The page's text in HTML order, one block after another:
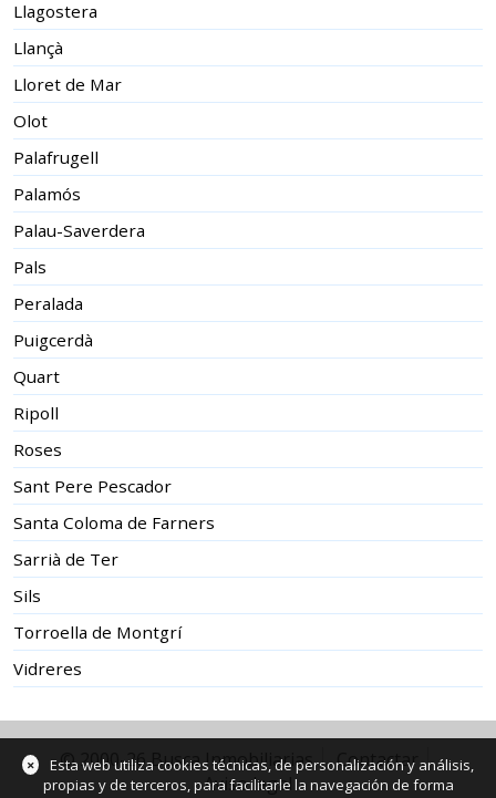
Llagostera
Llançà
Lloret de Mar
Olot
Palafrugell
Palamós
Palau-Saverdera
Pals
Peralada
Puigcerdà
Quart
Ripoll
Roses
Sant Pere Pescador
Santa Coloma de Farners
Sarrià de Ter
Sils
Torroella de Montgrí
Vidreres
© 2000-26 Busca Inmobiliarias
Contactar
Aviso legal
×
Esta web utiliza cookies técnicas, de personalización y análisis,
propias y de terceros, para facilitarle la navegación de forma